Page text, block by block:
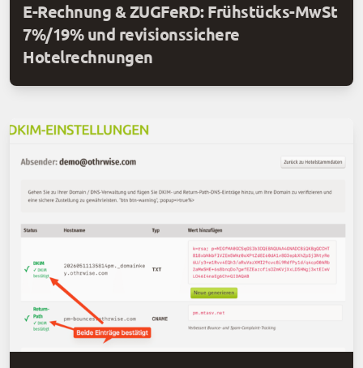
E-Rechnung & ZUGFeRD: Frühstücks-MwSt
7%/19% und revisionssichere
Hotelrechnungen